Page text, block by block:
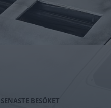
SENASTE BESÖKET